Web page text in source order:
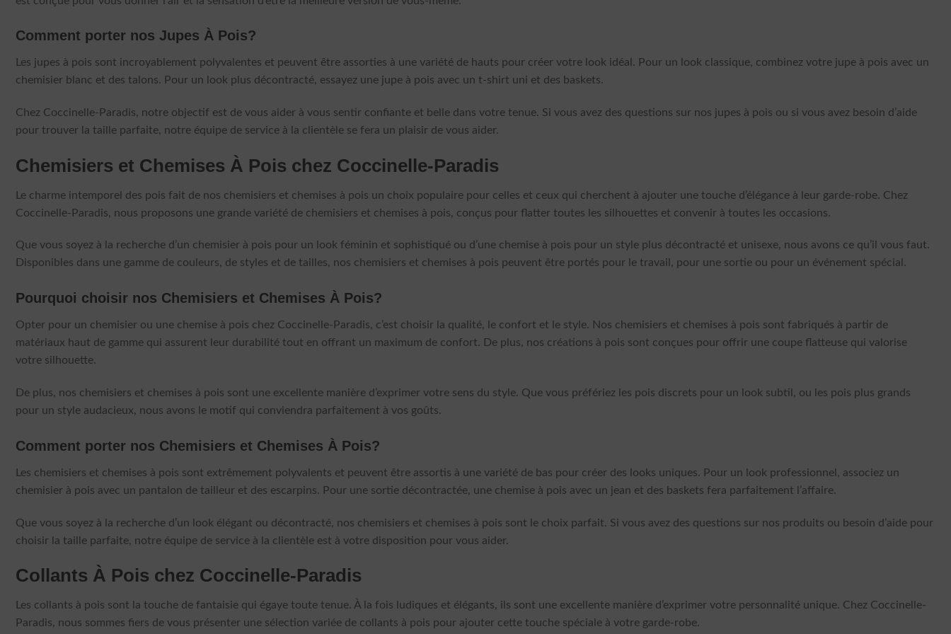
Comment porter nos Jupes À Pois?
Les jupes à pois sont incroyablement polyvalentes et peuvent être assorties à une variété de hauts pour créer votre look idéal. Pour un look classique, combinez votre jupe à pois avec un
chemisier blanc et des talons. Pour un look plus décontracté, essayez une jupe à pois avec un t-shirt uni et des baskets.
Chez Coccinelle-Paradis, notre objectif est de vous aider à vous sentir confiante et belle dans votre tenue. Si vous avez des questions sur nos jupes à pois ou si vous avez besoin d’aide
pour trouver la taille parfaite, notre équipe de service à la clientèle se fera un plaisir de vous aider.
Chemisiers et Chemises À Pois chez Coccinelle-Paradis
Le charme intemporel des pois fait de nos chemisiers et chemises à pois un choix populaire pour celles et ceux qui cherchent à ajouter une touche d’élégance à leur garde-robe. Chez
Coccinelle-Paradis, nous proposons une grande variété de chemisiers et chemises à pois, conçus pour flatter toutes les silhouettes et convenir à toutes les occasions.
Que vous soyez à la recherche d’un chemisier à pois pour un look féminin et sophistiqué ou d’une chemise à pois pour un style plus décontracté et unisexe, nous avons ce qu’il vous faut.
Disponibles dans une gamme de couleurs, de styles et de tailles, nos chemisiers et chemises à pois peuvent être portés pour le travail, pour une sortie ou pour un événement spécial.
Pourquoi choisir nos Chemisiers et Chemises À Pois?
Opter pour un chemisier ou une chemise à pois chez Coccinelle-Paradis, c’est choisir la qualité, le confort et le style. Nos chemisiers et chemises à pois sont fabriqués à partir de
matériaux haut de gamme qui assurent leur durabilité tout en offrant un maximum de confort. De plus, nos créations à pois sont conçues pour offrir une coupe flatteuse qui valorise
votre silhouette.
De plus, nos chemisiers et chemises à pois sont une excellente manière d’exprimer votre sens du style. Que vous préfériez les pois discrets pour un look subtil, ou les pois plus grands
pour un style audacieux, nous avons le motif qui conviendra parfaitement à vos goûts.
Comment porter nos Chemisiers et Chemises À Pois?
Les chemisiers et chemises à pois sont extrêmement polyvalents et peuvent être assortis à une variété de bas pour créer des looks uniques. Pour un look professionnel, associez un
chemisier à pois avec un pantalon de tailleur et des escarpins. Pour une sortie décontractée, une chemise à pois avec un jean et des baskets fera parfaitement l’affaire.
Que vous soyez à la recherche d’un look élégant ou décontracté, nos chemisiers et chemises à pois sont le choix parfait. Si vous avez des questions sur nos produits ou besoin d’aide pour
choisir la taille parfaite, notre équipe de service à la clientèle est à votre disposition pour vous aider.
Collants À Pois chez Coccinelle-Paradis
Les collants à pois sont la touche de fantaisie qui égaye toute tenue. À la fois ludiques et élégants, ils sont une excellente manière d’exprimer votre personnalité unique. Chez Coccinelle-
Paradis, nous sommes fiers de vous présenter une sélection variée de collants à pois pour ajouter cette touche spéciale à votre garde-robe.